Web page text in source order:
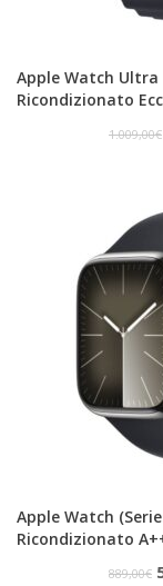
Apple Watch Ultra
Ricondizionato
1.009,00€
Apple Watch
Ricondizionato
889,00€